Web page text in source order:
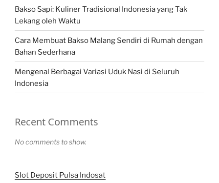
Bakso Sapi: Kuliner Tradisional Indonesia yang Tak
Lekang oleh Waktu
Cara Membuat Bakso Malang Sendiri di Rumah dengan
Bahan Sederhana
Mengenal Berbagai Variasi Uduk Nasi di Seluruh
Indonesia
Recent Comments
No comments to show.
Slot Deposit Pulsa Indosat